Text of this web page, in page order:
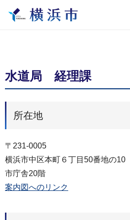
水道局 経理課
所在地
〒231-0005
横浜市中区本町６丁目50番地の10
市庁舎20階
案内図へのリンク